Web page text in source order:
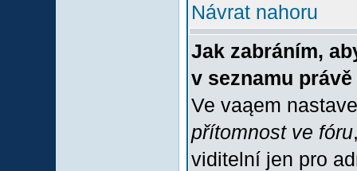
Návrat nahoru
Jak zabráním,
v seznamu
Ve vaąem
přítomnost ve fóru
viditelní jen pro